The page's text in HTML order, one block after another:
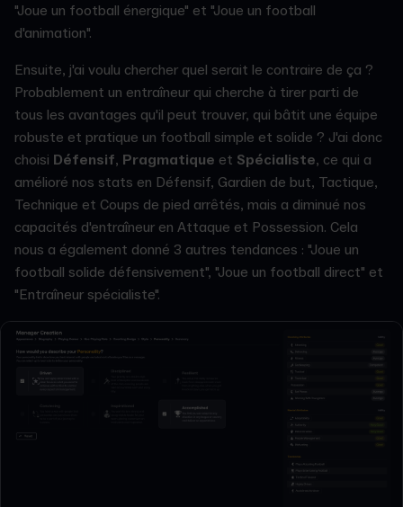
"Joue un football énergique" et "Joue un football
d'animation".
Ensuite, j'ai voulu chercher quel serait le contraire de ça ?
Probablement un entraîneur qui cherche à tirer parti de
tous les avantages qu'il peut trouver, qui bâtit une équipe
robuste et pratique un football simple et solide ? J'ai donc
choisi Défensif, Pragmatique et Spécialiste, ce qui a
amélioré nos stats en Défensif, Gardien de but, Tactique,
Technique et Coups de pied arrêtés, mais a diminué nos
capacités d'entraîneur en Attaque et Possession. Cela
nous a également donné 3 autres tendances : "Joue un
football solide défensivement", "Joue un football direct" et
"Entraîneur spécialiste".